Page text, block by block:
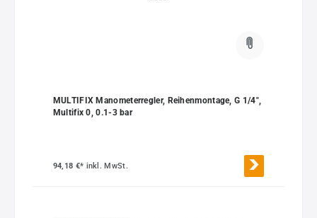
MULTIFIX Manometerregler, Reihenmontage, G 1/4",
Multifix 0, 0.1-3 bar
94,18 €* inkl. MwSt.